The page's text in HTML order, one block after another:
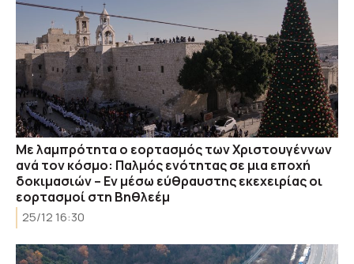
Με λαμπρότητα ο εορτασμός των Χριστουγέννων
ανά τον κόσμο: Παλμός ενότητας σε μια εποχή
δοκιμασιών – Εν μέσω εύθραυστης εκεχειρίας οι
εορτασμοί στη Βηθλεέμ
25/12 16:30